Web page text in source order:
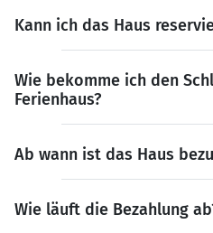
Kann ich das Haus
Wie bekomme ich den
Ferienhaus?
Ab wann ist das Haus
Wie läuft die Bezahlung